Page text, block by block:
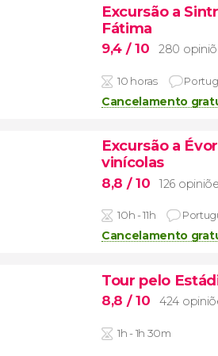
Excursão a
Fátima
9,4 / 10 280
10 horas
Cancelamento
Excursão a
vinícolas
8,8 / 10 126
10h - 11h
Cancelamento
Tour pelo
8,8 / 10 424
1h - 1h 30m